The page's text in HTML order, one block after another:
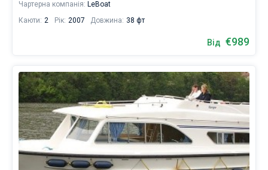
Чартерна компанія: LeBoat
Каюти: 2 Рік: 2007 Довжина: 38 фт
Від €989